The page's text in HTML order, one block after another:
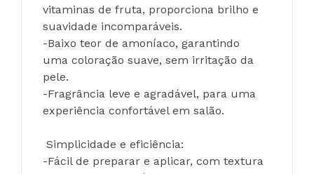
vitaminas de fruta, proporciona brilho e
suavidade incomparáveis.
-Baixo teor de amoníaco, garantindo
uma coloração suave, sem irritação da
pele.
-Fragrância leve e agradável, para uma
experiência confortável em salão.
Simplicidade e eficiência:
-Fácil de preparar e aplicar, com textura